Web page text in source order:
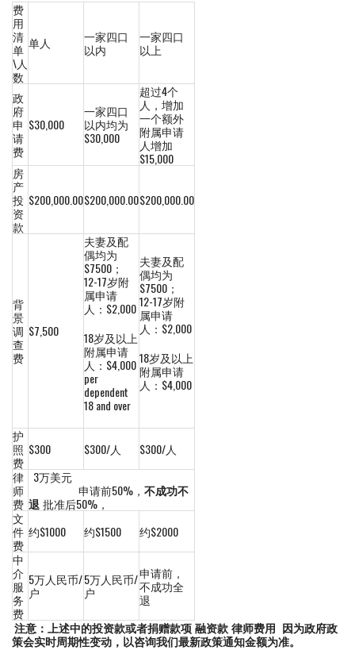
费
用
清
单
\人
数
单人
一家四口
以内
一家四口
以上
政
府
申
请
费
$30,000
一家四口
以内均为
$30,000
超过4个
人，增加
一个额外
附属申请
人增加
$15,000
房
产
投
资
款
$200,000.00$200,000.00$200,000.00
背
景
调
查
费
$7,500
夫妻及配
偶均为
$7500；
12-17岁附
属申请
人：$2,000
18岁及以上
附属申请
人：$4,000
per
dependent
18 and over
夫妻及配
偶均为
$7500；
12-17岁附
属申请
人：$2,000
18岁及以上
附属申请
人：$4,000
护
照
费
$300 $300/人
$300/人
律
师
费
3万美元
申请前50%， 不成功不
退 批准后50%，
文
件
费
约$1000 约$1500
约$2000
中
介
服
务
费
5万人民币/
户
5万人民币/
户
申请前，
不成功全
退
注意：上述中的投资款或者捐赠款项 融资款 律师费用 因为政府政
策会实时周期性变动，以咨询我们最新政策通知金额为准。